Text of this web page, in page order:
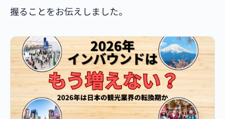
握ることをお伝えしました。